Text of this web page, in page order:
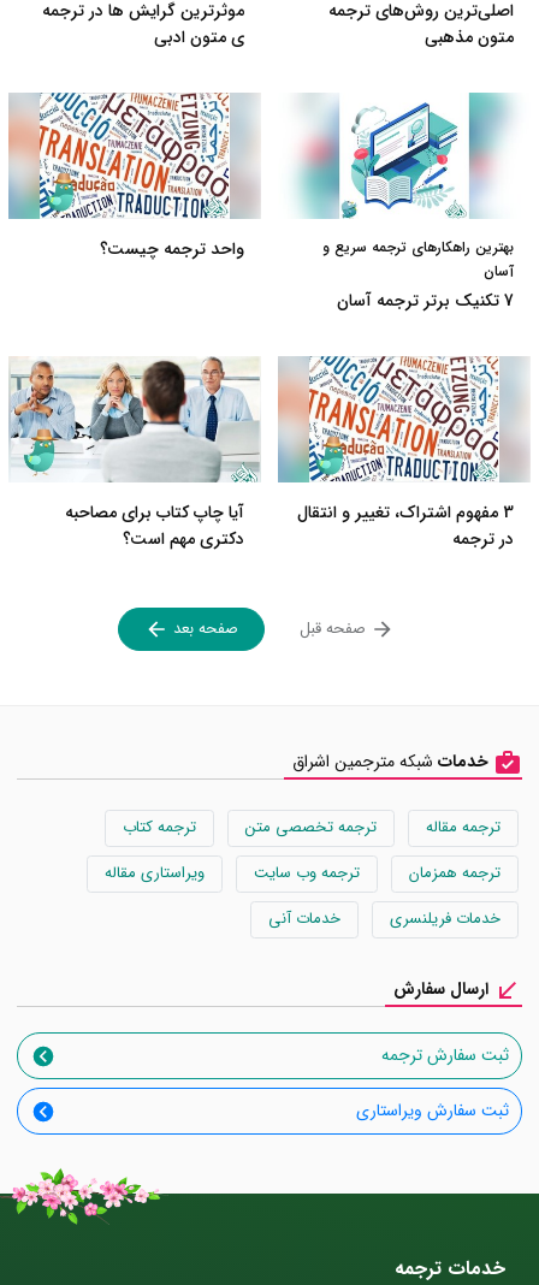
اصلی‌ترین روش‌های ترجمه‌
متون مذهبی
موثرترین گرایش ها در ترجمه
ی متون ادبی
بهترین راهکارهای ترجمه سریع و
آسان
7 تکنیک برتر ترجمه آسان
واحد ترجمه چیست؟
3 مفهوم اشتراک، تغییر و انتقال
در ترجمه
آیا چاپ کتاب برای مصاحبه
دکتری مهم است؟
صفحه قبل صفحه بعد
خدمات شبکه مترجمین اشراق
ترجمه مقاله ترجمه تخصصی متن
ترجمه کتاب
ترجمه همزمان
ترجمه وب سایت
ویراستاری مقاله
خدمات فریلنسری
خدمات آنی
ارسال سفارش
ثبت سفارش ترجمه
ثبت سفارش ویراستاری
خدمات ترجمه